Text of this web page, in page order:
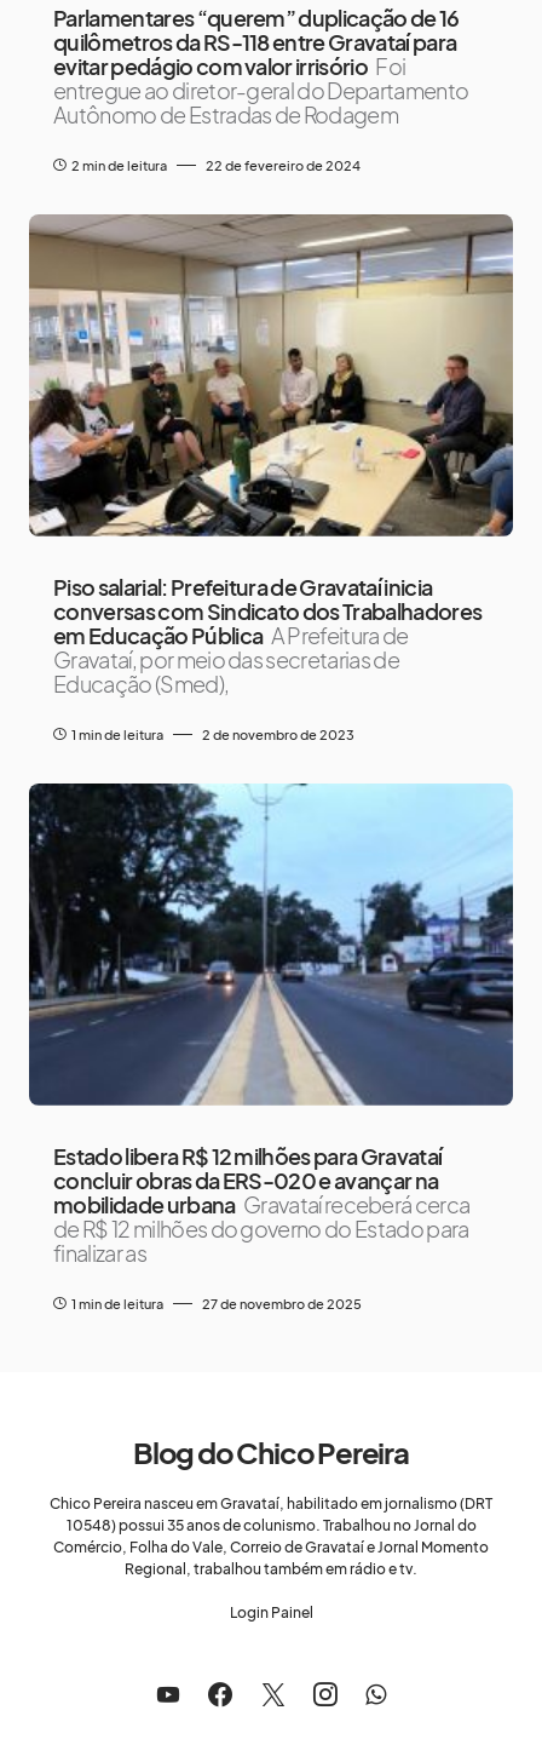
Parlamentares “querem” duplicação de 16
quilômetros da RS-118 entre Gravataí para
evitar pedágio com valor irrisório Foi
entregue ao diretor-geral do Departamento
Autônomo de Estradas de Rodagem
2 min de leitura 22 de fevereiro de 2024
Piso salarial: Prefeitura de Gravataí inicia
conversas com Sindicato dos Trabalhadores
em Educação Pública A Prefeitura de
Gravataí, por meio das secretarias de
Educação (Smed),
1 min de leitura 2 de novembro de 2023
Estado libera R$ 12 milhões para Gravataí
concluir obras da ERS-020 e avançar na
mobilidade urbana Gravataí receberá cerca
de R$ 12 milhões do governo do Estado para
finalizar as
1 min de leitura 27 de novembro de 2025
Blog do Chico Pereira
Chico Pereira nasceu em Gravataí, habilitado em jornalismo (DRT
10548) possui 35 anos de colunismo. Trabalhou no Jornal do
Comércio, Folha do Vale, Correio de Gravataí e Jornal Momento
Regional, trabalhou também em rádio e tv.
Login Painel